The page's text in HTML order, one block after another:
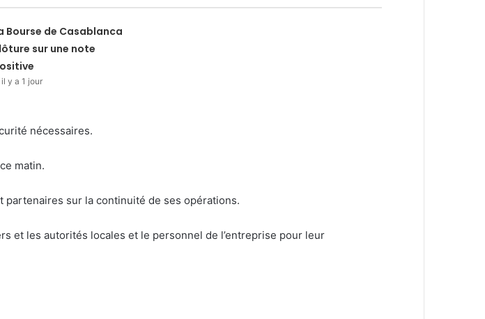
Bourse de Casablanca
sur une note
il y a 1 jour
nécessaires.
matin.
partenaires sur la continuité de ses opérations.
et les autorités locales et le personnel de l’entreprise pour leur